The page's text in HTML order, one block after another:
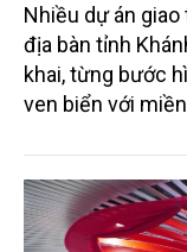
Nhiều dự án
địa bàn tỉnh
khai, từng bước
ven biển với
thuộc lớn vào
thuật, xử lý diện
liệu xây dựng.